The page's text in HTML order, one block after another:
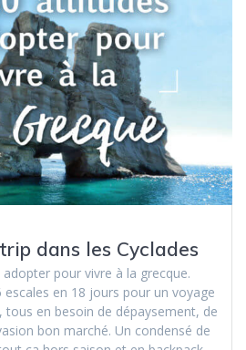
dans les Cyclades
pour vivre à la grecque.
escales en 18 jours pour un voyage
tous en besoin de dépaysement, de
bon marché. Un condensé de